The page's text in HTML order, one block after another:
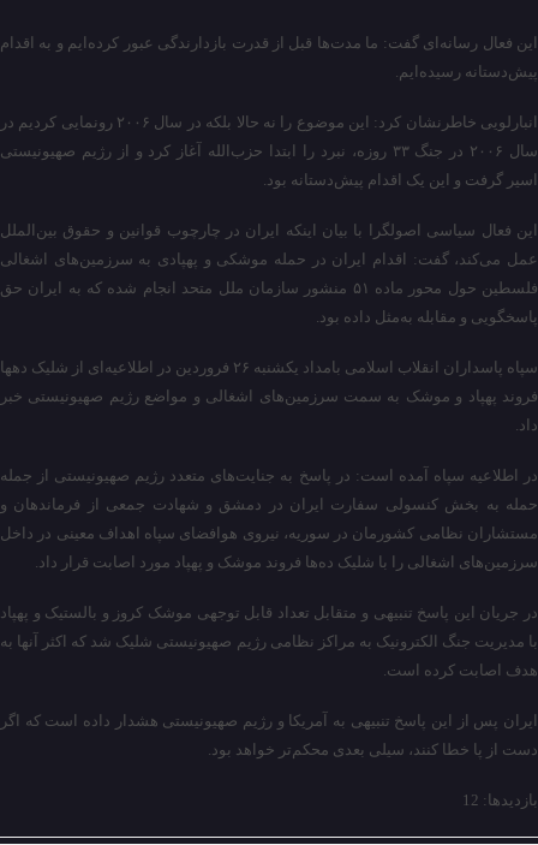
این فعال رسانه‌ای گفت: ما مدت‌ها قبل از قدرت بازدارندگی عبور کرده‌ایم و به اقدام
پیش‌دستانه رسیده‌ایم.
انبارلویی خاطرنشان کرد: این موضوع را نه حالا بلکه در سال ۲۰۰۶ رونمایی کردیم در
سال ۲۰۰۶ در جنگ ۳۳ روزه، نبرد را ابتدا حزب‌الله آغاز کرد و از رژیم صهیونیستی
اسیر گرفت و این یک اقدام پیش‌دستانه بود.
این فعال سیاسی اصولگرا با بیان اینکه ایران در چارچوب قوانین و حقوق بین‌الملل
عمل می‌کند، گفت: اقدام ایران در حمله موشکی و پهپادی به سرزمین‌های اشغالی
فلسطین حول محور ماده ۵۱ منشور سازمان ملل متحد انجام شده که به ایران حق
پاسخگویی و مقابله به‌مثل داده بود.
سپاه پاسداران انقلاب اسلامی بامداد یکشنبه ۲۶ فروردین در اطلاعیه‌ای از شلیک دهها
فروند پهپاد و موشک به سمت سرزمین‌های اشغالی و مواضع رژیم صهیونیستی خبر
داد.
در اطلاعیه سپاه آمده است: در پاسخ به جنایت‌های متعدد رژیم صهیونیستی از جمله
حمله به بخش کنسولی سفارت ایران در دمشق و شهادت جمعی از فرماندهان و
مستشاران نظامی کشورمان در سوریه، نیروی هوافضای سپاه اهداف معینی در داخل
سرزمین‌های اشغالی را با شلیک ده‌ها فروند موشک و پهپاد مورد اصابت قرار داد.
در جریان این پاسخ تنبیهی و متقابل تعداد قابل توجهی موشک کروز و بالستیک و پهپاد
با مدیریت جنگ الکترونیک به مراکز نظامی رژیم صهیونیستی شلیک شد که اکثر آنها به
هدف اصابت کرده است.
ایران پس از این پاسخ تنبیهی به آمریکا و رژیم صهیونیستی هشدار داده است که اگر
دست از پا خطا کنند، سیلی بعدی محکم‌تر خواهد بود.
بازدیدها: 12